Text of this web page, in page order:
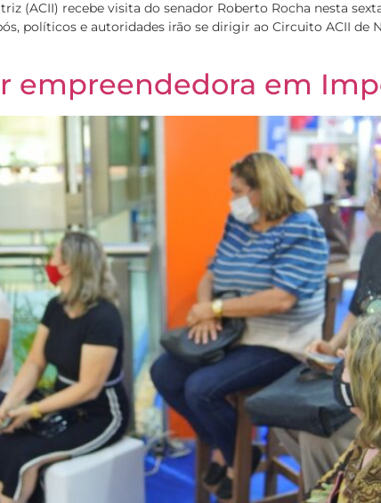
(ACII) recebe visita do senador Roberto Rocha nesta
políticos e autoridades irão se dirigir ao Circuito ACII de
empreendedora em